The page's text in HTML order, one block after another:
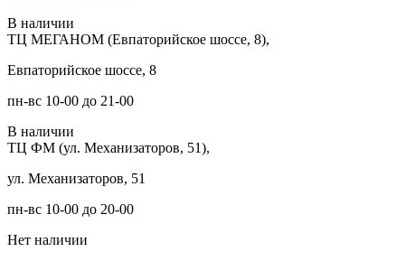
В наличии
ТЦ МЕГАНОМ (Евпаторийское шоссе, 8),
Евпаторийское шоссе, 8
пн-вс 10-00 до 21-00
В наличии
ТЦ ФМ (ул. Механизаторов, 51),
ул. Механизаторов, 51
пн-вс 10-00 до 20-00
Нет наличии